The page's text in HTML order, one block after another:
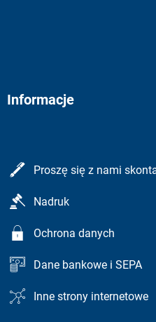
Informacje
Proszę się z nami
Nadruk
Ochrona danych
Dane bankowe i SEPA
Inne strony internetowe